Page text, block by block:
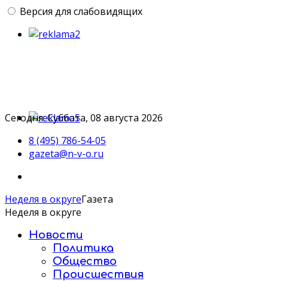
Версия для слабовидящих
Сегодня: Суббота, 08 августа 2026
8 (495) 786-54-05
gazeta@n-v-o.ru
Неделя в округеГазета
Неделя в округе
Новости
Политика
Общество
Происшествия